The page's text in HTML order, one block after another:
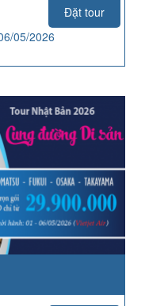
Đặt tour
05/2026